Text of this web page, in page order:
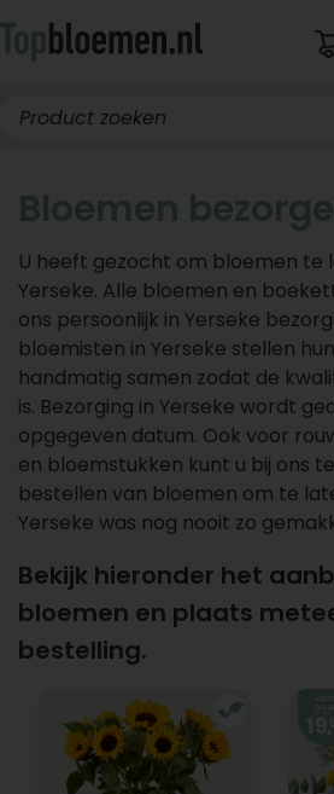
Bloemen
U heeft gezocht om bloemen te
Yerseke. Alle bloemen en
ons persoonlijk in Yerseke
bloemisten in Yerseke stellen
handmatig samen zodat de
is. Bezorging in Yerseke wordt
opgegeven datum. Ook voor
en bloemstukken kunt u bij ons
bestellen van bloemen om te
Yerseke was nog nooit zo
Bekijk hieronder het
bloemen en plaats
bestelling.